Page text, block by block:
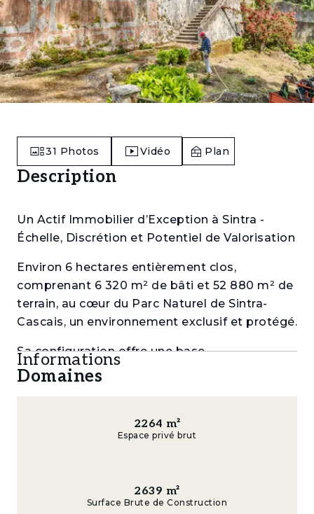
31 Photos Vidéo Plan
Description
Un Actif Immobilier d’Exception à Sintra -
Échelle, Discrétion et Potentiel de Valorisation
Environ 6 hectares entièrement clos,
comprenant 6 320 m² de bâti et 52 880 m² de
terrain, au cœur du Parc Naturel de Sintra-
Cascais, un environnement exclusif et protégé.
Sa configuration offre une base
particulièrement adaptée à des usages
- Maison principale de style romantique,
élevée sur quatre niveaux, complétée par des
- Anciennes écuries et maison de gardien,
préservant le caractère historique de
Informations
Domaines
2264 m²
Espace privé brut
2639 m²
Surface Brute de Construction